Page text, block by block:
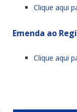
Clique aqui
Emenda ao
Clique aqui